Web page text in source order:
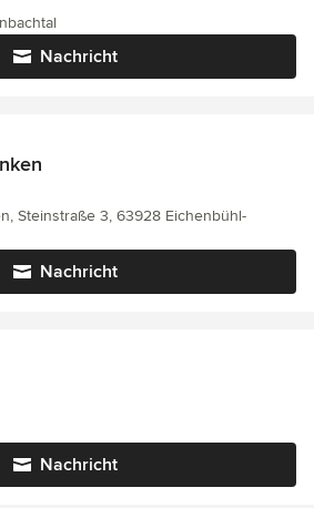
Nachricht
Nachricht
Steinstraße 3, 63928 Eichenbühl-
Nachricht